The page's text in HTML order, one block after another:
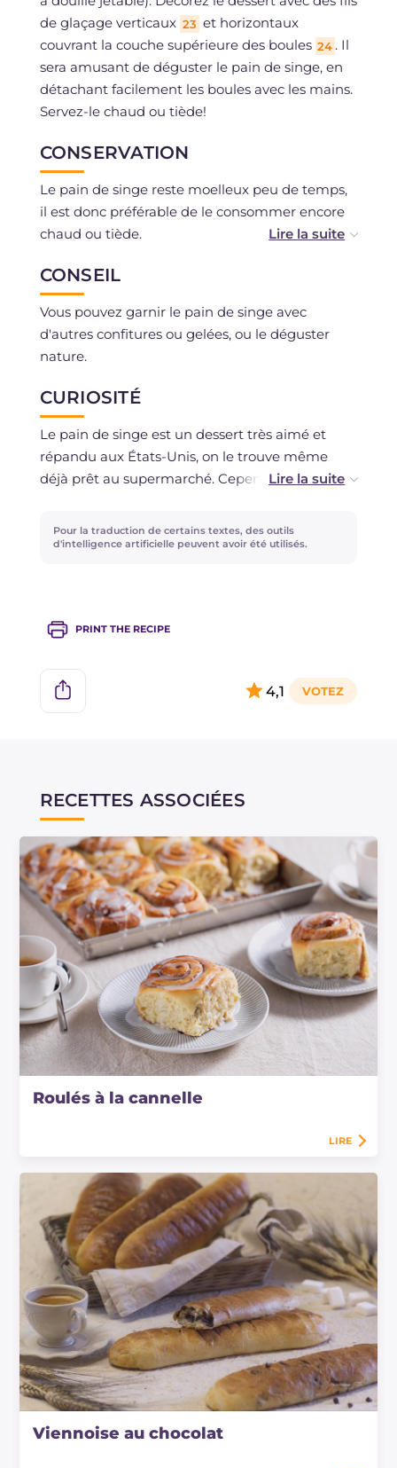
de glaçage verticaux 23 et horizontaux
couvrant la couche supérieure des boules 24 . Il
sera amusant de déguster le pain de singe, en
détachant facilement les boules avec les mains.
Servez-le chaud ou tiède!
CONSERVATION
Le pain de singe reste moelleux peu de temps,
il est donc préférable de le consommer encore
chaud ou tiède.
pour un jour au maximum.
La pâte peut être congelée crue et décongelée
au réfrigérateur pour la faire revenir ensuite à
température ambiante avant de cuire le
CONSEIL
Vous pouvez garnir le pain de singe avec
d'autres confitures ou gelées, ou le déguster
nature.
CURIOSITÉ
Le pain de singe est un dessert très aimé et
répandu aux États-Unis, on le trouve même
déjà prêt au supermarché. Cependant, on a peu
le nom, ce qui est certain c'est que la première
recette de pain de singe a été publiée dans les
Pour la traduction de certains textes, des outils
d'intelligence artificielle peuvent avoir été utilisés.
PRINT THE RECIPE
4,1
RECETTES ASSOCIÉES
Roulés à la cannelle
LIRE
Viennoise au chocolat